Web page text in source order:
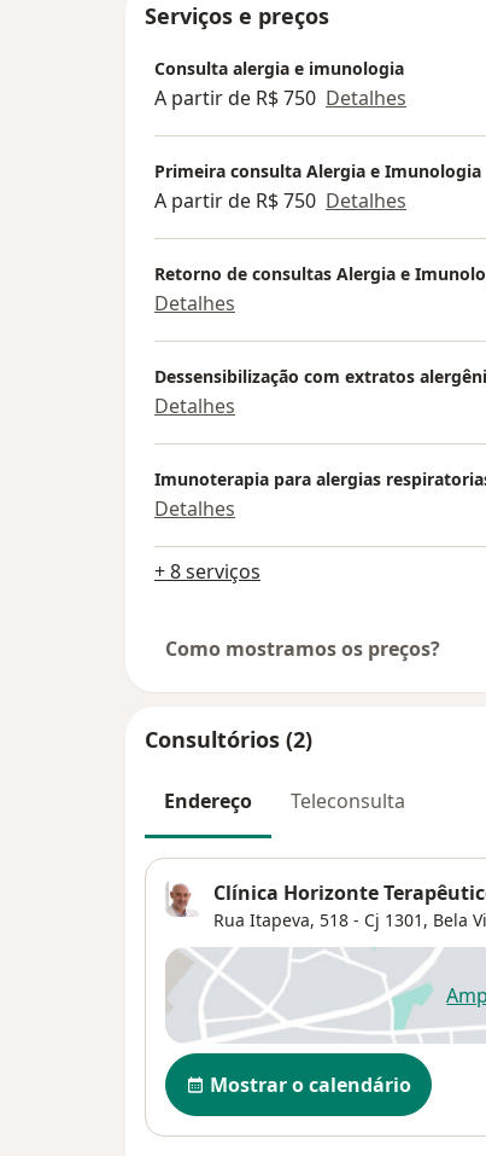
Serviços e preços
Consulta alergia e imunologia
A partir de R$ 750 Detalhes
Primeira consulta Alergia e Imunologia
A partir de R$ 750 Detalhes
Retorno de consultas Alergia e
Detalhes
Dessensibilização com extratos
Detalhes
Imunoterapia para alergias
Detalhes
+ 8 serviços
Como mostramos os preços?
Consultórios (2)
Endereço Teleconsulta
Clínica Horizonte
Rua Itapeva, 518 - Cj 1301, Bela
Disponibilidade
Mostrar o calendário